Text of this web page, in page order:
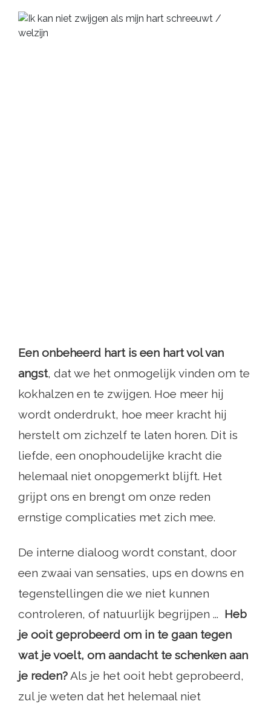
Een onbeheerd hart is een hart vol van
angst, dat we het onmogelijk vinden om te
kokhalzen en te zwijgen. Hoe meer hij
wordt onderdrukt, hoe meer kracht hij
herstelt om zichzelf te laten horen. Dit is
liefde, een onophoudelijke kracht die
helemaal niet onopgemerkt blijft. Het
grijpt ons en brengt om onze reden
ernstige complicaties met zich mee.
De interne dialoog wordt constant, door
een zwaai van sensaties, ups en downs en
tegenstellingen die we niet kunnen
controleren, of natuurlijk begrijpen ... Heb
je ooit geprobeerd om in te gaan tegen
wat je voelt, om aandacht te schenken aan
je reden?Als je het ooit hebt geprobeerd,
zul je weten dat het helemaal niet